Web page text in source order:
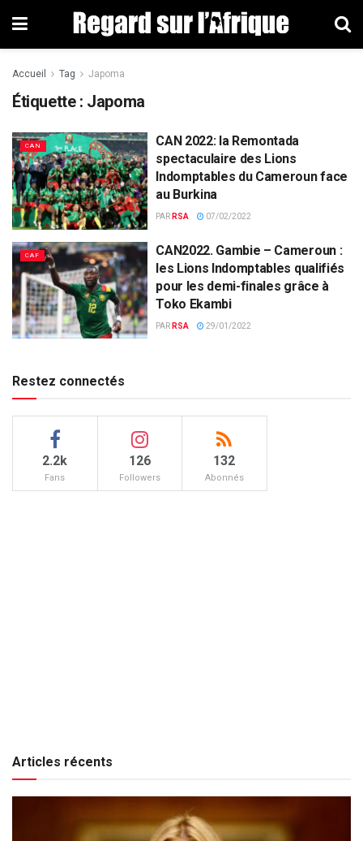
Accueil Tag Japoma
Étiquette : Japoma
CAN
CAN 2022: la Remontada
spectaculaire des Lions
Indomptables du Cameroun face
au Burkina
PAR RSA 07/02/2022
CAF
CAN2022. Gambie – Cameroun :
les Lions Indomptables qualifiés
pour les demi-finales grâce à
Toko Ekambi
PAR RSA 29/01/2022
Restez connectés
2.2k
Fans
126
Followers
132
Abonnés
Articles récents